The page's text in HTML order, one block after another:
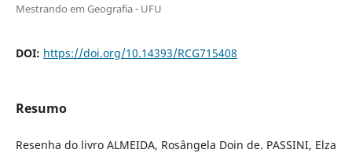
Mestrando em Geografia - UFU
DOI: https://doi.org/10.14393/RCG715408
Resumo
Resenha do livro ALMEIDA, Rosângela Doin de. PASSINI, Elza